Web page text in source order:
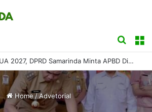
Search
for
Evaluasi Awal KUA 2027, DPRD Samarinda Minta APBD Disusun Sesuai Kemampuan Fiskal
Home/Advetorial